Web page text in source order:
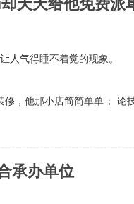
天天给他免费派
气得睡不着觉的现象。
，他那小店简简单单； 论
承办单位